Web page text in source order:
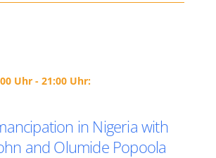
Uhr - 21:00 Uhr:
in Nigeria with
and Olumide Popoola